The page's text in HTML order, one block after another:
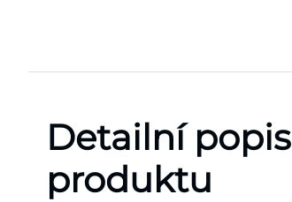
Detailní popis
produktu